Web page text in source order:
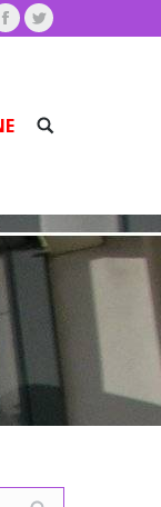
Facebook
Twitter
Buscar: